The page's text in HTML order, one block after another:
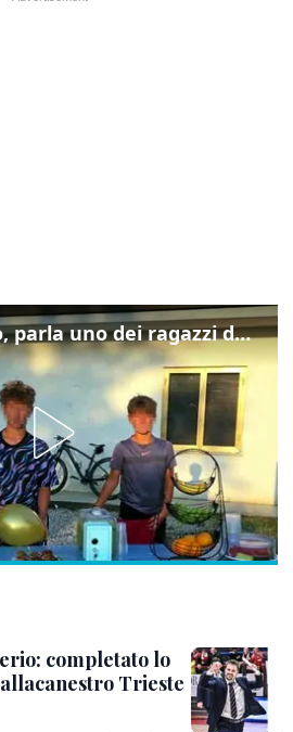
Caso Pradamano, parla uno dei ragazzi denunciati per la limonata: "Volevo anche aiutare i miei"
completato lo
Trieste